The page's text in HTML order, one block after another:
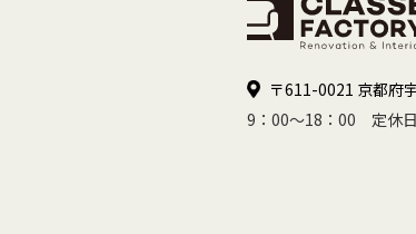
〒611-0021 京都府
9：00～18：00 定休